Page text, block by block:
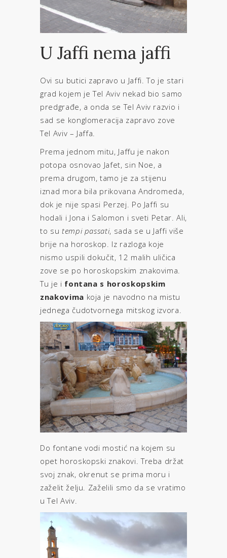
U Jaffi nema jaffi
Ovi su butici zapravo u Jaffi. To je stari
grad kojem je Tel Aviv nekad bio samo
predgrađe, a onda se Tel Aviv razvio i
sad se konglomeracija zapravo zove
Tel Aviv – Jaffa.
Prema jednom mitu, Jaffu je nakon
potopa osnovao Jafet, sin Noe, a
prema drugom, tamo je za stijenu
iznad mora bila prikovana Andromeda,
dok je nije spasi Perzej. Po Jaffi su
hodali i Jona i Salomon i sveti Petar. Ali,
to su tempi passati, sada se u Jaffi više
brije na horoskop. Iz razloga koje
nismo uspili dokučit, 12 malih uličica
zove se po horoskopskim znakovima.
Tu je i fontana s horoskopskim
znakovima koja je navodno na mistu
jednega čudotvornega mitskog izvora.
Do fontane vodi mostić na kojem su
opet horoskopski znakovi. Treba držat
svoj znak, okrenut se prima moru i
zaželit želju. Zaželili smo da se vratimo
u Tel Aviv.